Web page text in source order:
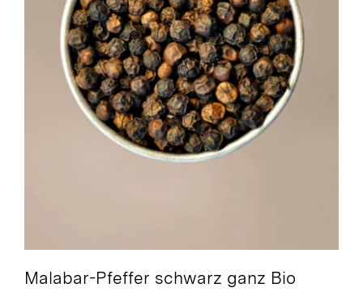
Malabar-Pfeffer schwarz ganz Bio